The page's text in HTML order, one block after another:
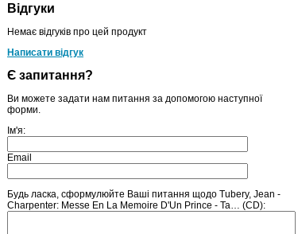
Відгуки
Немає відгуків про цей продукт
Написати відгук
Є запитання?
Ви можете задати нам питання за допомогою наступної
форми.
Ім'я:
Email
Будь ласка, сформулюйте Ваші питання щодо Tubery, Jean -
Charpenter: Messe En La Memoire D'Un Prince - Ta… (CD):